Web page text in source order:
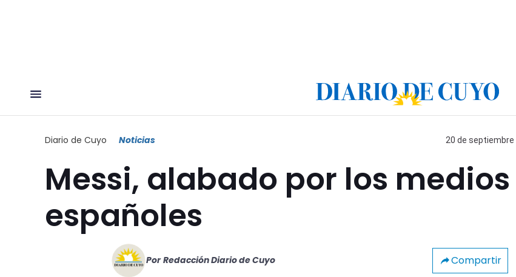
Diario de Cuyo Noticias 20 de septiembre
Messi, alabado por los medios
españoles
Por Redacción Diario de Cuyo Compartir